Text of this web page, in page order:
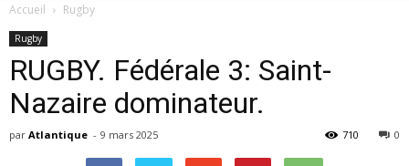
Accueil Rugby
Rugby
RUGBY. Fédérale 3: Saint-
Nazaire dominateur.
par Atlantique - 9 mars 2025 0
710